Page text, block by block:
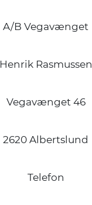
A/B Vegavænget
Henrik Rasmussen
Vegavænget 46
2620 Albertslund
Telefon